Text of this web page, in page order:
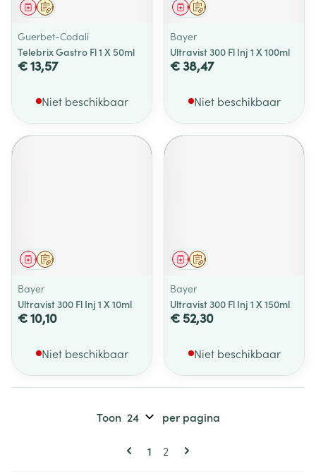
Op voorschrift
Geneesmiddel
Guerbet-Codali
Telebrix Gastro Fl 1 X 50ml
€ 13,57
Niet beschikbaar
Op voorschrift
Geneesmiddel
Bayer
Ultravist 300 Fl Inj 1 X 100ml
€ 38,47
Niet beschikbaar
Op voorschrift
Geneesmiddel
Bayer
Ultravist 300 Fl Inj 1 X 10ml
€ 10,10
Niet beschikbaar
Op voorschrift
Geneesmiddel
Bayer
Ultravist 300 Fl Inj 1 X 150ml
€ 52,30
Niet beschikbaar
Pagina's
U lees momenteel pagina
1 Pagina
2
Toon per pagina